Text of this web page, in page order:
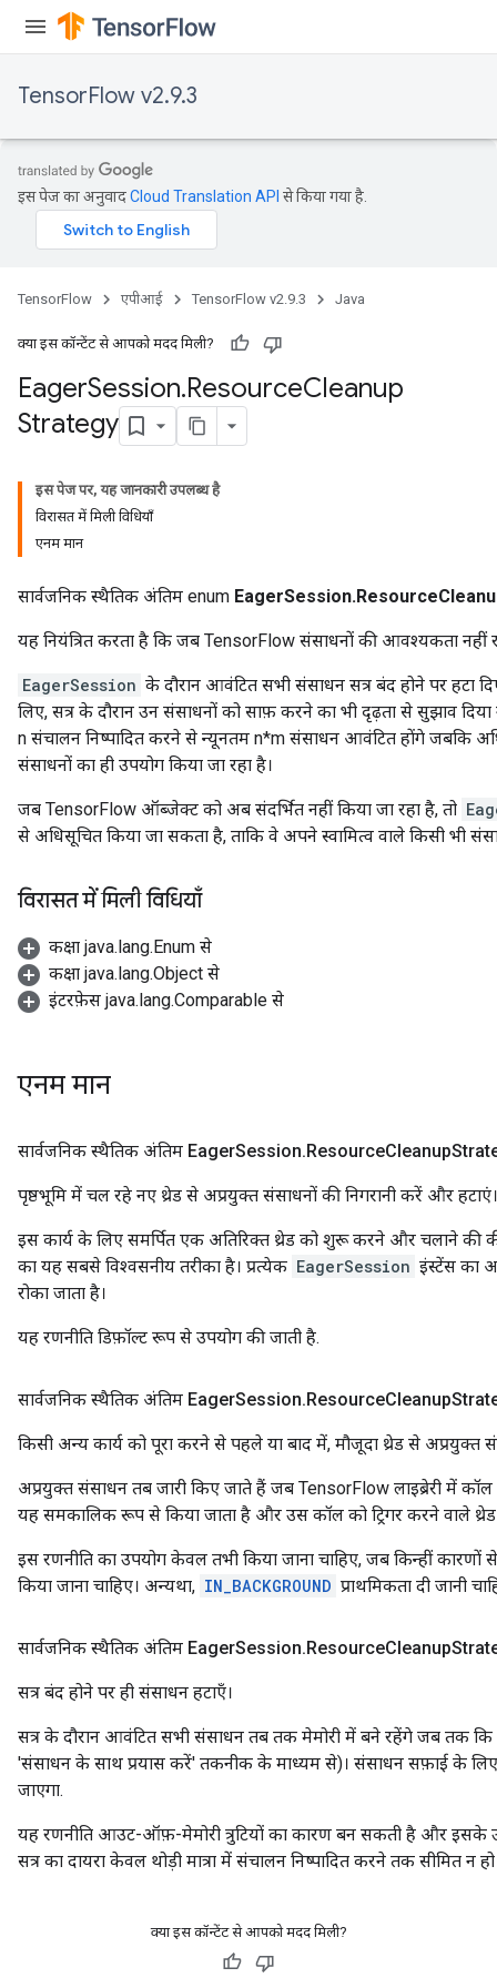
TensorFlow v2.9.3
इस पेज का अनुवादCloud Translation API से किया गया है.
TensorFlow एपीआई TensorFlow v2.9.3 Java
क्या इस कॉन्टेंट से आपको मदद मिली?
EagerSession.ResourceCleanup
Strategy
इस पेज पर, यह जानकारी उपलब्ध है
विरासत में मिली विधियाँ
एनम मान
सार्वजनिक स्थैतिक अंतिम enum
यह नियंत्रित करता है कि जब TensorFlow संसाधनों की आवश्यकता नहीं
EagerSession के दौरान आवंटित सभी संसाधन सत्र बंद होने पर हटा
लिए, सत्र के दौरान उन संसाधनों को साफ़ करने का भी दृढ़ता से सुझाव
n संचालन निष्पादित करने से न्यूनतम n*m संसाधन आवंटित होंगे जबकि
संसाधनों का ही उपयोग किया जा रहा है।
जब TensorFlow ऑब्जेक्ट को अब संदर्भित नहीं किया जा रहा है, तो
से अधिसूचित किया जा सकता है, ताकि वे अपने स्वामित्व वाले किसी भी
विरासत में मिली विधियाँ
कक्षा java.lang.Enum से
कक्षा java.lang.Object से
इंटरफ़ेस java.lang.Comparable से
एनम मान
सार्वजनिक स्थैतिक अंतिम EagerSession.ResourceCleanup
पृष्ठभूमि में चल रहे नए थ्रेड से अप्रयुक्त संसाधनों की निगरानी करें और हटाएं।
इस कार्य के लिए समर्पित एक अतिरिक्त थ्रेड को शुरू करने और चलाने की
का यह सबसे विश्वसनीय तरीका है। प्रत्येक EagerSession इंस्टेंस का
रोका जाता है।
यह रणनीति डिफ़ॉल्ट रूप से उपयोग की जाती है.
सार्वजनिक स्थैतिक अंतिम EagerSession.ResourceCleanup
किसी अन्य कार्य को पूरा करने से पहले या बाद में, मौजूदा थ्रेड से अप्रयुक्त
अप्रयुक्त संसाधन तब जारी किए जाते हैं जब TensorFlow लाइब्रेरी में
यह समकालिक रूप से किया जाता है और उस कॉल को ट्रिगर करने वाले
इस रणनीति का उपयोग केवल तभी किया जाना चाहिए, जब किन्हीं
किया जाना चाहिए। अन्यथा, IN_BACKGROUND प्राथमिकता दी जानी
सार्वजनिक स्थैतिक अंतिम EagerSession.ResourceCleanup
सत्र बंद होने पर ही संसाधन हटाएँ।
सत्र के दौरान आवंटित सभी संसाधन तब तक मेमोरी में बने रहेंगे जब तक कि
'संसाधन के साथ प्रयास करें' तकनीक के माध्यम से)। संसाधन सफ़ाई के लिए
जाएगा.
यह रणनीति आउट-ऑफ़-मेमोरी त्रुटियों का कारण बन सकती है और इसके
सत्र का दायरा केवल थोड़ी मात्रा में संचालन निष्पादित करने तक सीमित न
क्या इस कॉन्टेंट से आपको मदद मिली?